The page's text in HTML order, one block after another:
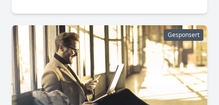
Gesponsert